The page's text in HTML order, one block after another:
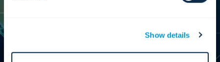
Show details
con responsabilidad, mantener la independencia
y mantener nuestro ecosistema de socios
anclado en nuestros valores. Nuestro liderazgo